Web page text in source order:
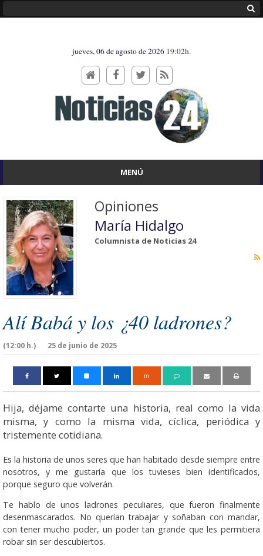
jueves, 06 de agosto de 2026 19:02h.
MENÚ
Opiniones
María Hidalgo
Columnista de Noticias 24
Alí Babá y los ¿40 ladrones?
25 de junio de 2025
(12:00 h.)
m
Hija, déjame contarte una historia, real como la vida
misma, y como la misma vida, cíclica, periódica y
tristemente cotidiana.
Es la historia de unos seres que han habitado desde siempre entre
nosotros, y me gustaría que los tuvieses bien identificados,
porque seguro que volverán.
Te hablo de unos ladrones peculiares, que fueron finalmente
desenmascarados. No querían trabajar y soñaban con mandar,
con tener mucho poder, un poder tan grande que les permitiera
robar sin ser descubiertos.